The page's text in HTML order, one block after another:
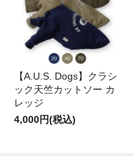
【A.U.S. Dogs】クラシ
ック天竺カットソー カ
レッジ
4,000円(税込)